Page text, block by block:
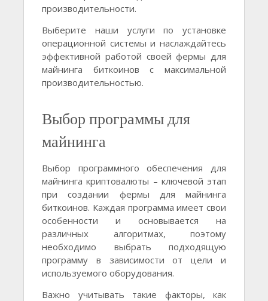
производительности.
Выберите наши услуги по установке
операционной системы и наслаждайтесь
эффективной работой своей фермы для
майнинга биткоинов с максимальной
производительностью.
Выбор программы для
майнинга
Выбор программного обеспечения для
майнинга криптовалюты – ключевой этап
при создании фермы для майнинга
биткоинов. Каждая программа имеет свои
особенности и основывается на
различных алгоритмах, поэтому
необходимо выбрать подходящую
программу в зависимости от цели и
используемого оборудования.
Важно учитывать такие факторы, как